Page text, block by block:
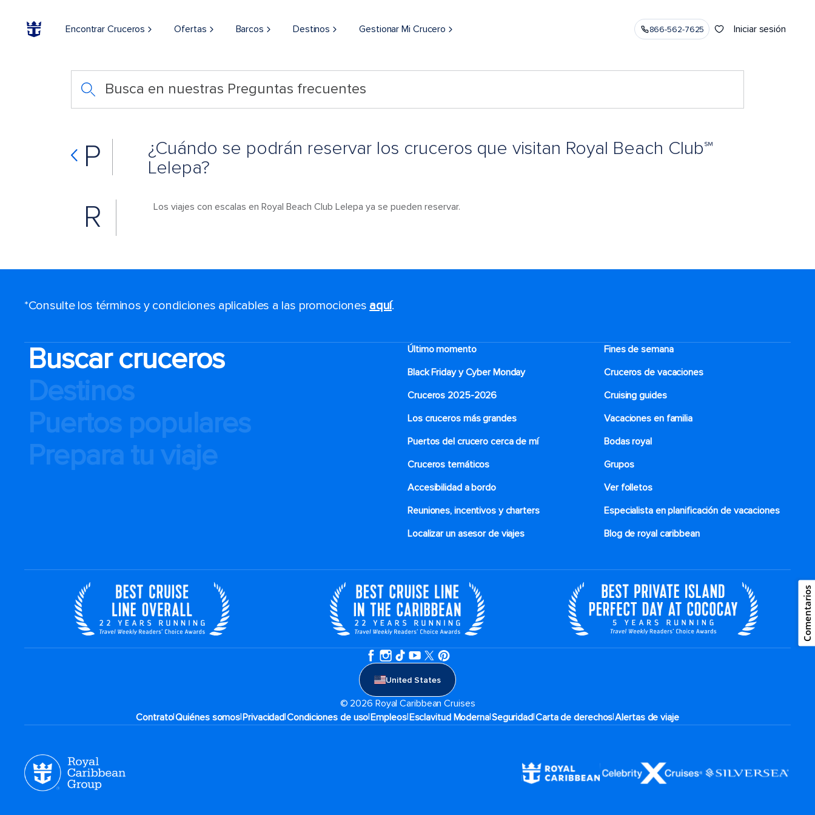
Encontrar Cruceros Ofertas Barcos Destinos Gestionar Mi Crucero 866-562-7625 Iniciar sesión
Busca en nuestras Preguntas frecuentes
P
¿Cuándo se podrán reservar los cruceros que visitan Royal Beach Club℠
Lelepa?
R Los viajes con escalas en Royal Beach Club Lelepa ya se pueden reservar.
*Consulte los términos y condiciones aplicables a las promociones aquí.
Buscar cruceros
Destinos
Puertos populares
Prepara tu viaje
Último momento
Fines de semana
Black Friday y Cyber Monday
Cruceros de vacaciones
Cruceros 2025-2026
Cruising guides
Los cruceros más grandes
Vacaciones en familia
Puertos del crucero cerca de mí
Bodas royal
Cruceros temáticos
Grupos
Accesibilidad a bordo
Ver folletos
Reuniones, incentivos y charters​
Especialista en planificación de vacaciones
Localizar un asesor de viajes
Blog de royal caribbean
United States
© 2026 Royal Caribbean Cruises
Contrato|Quiénes somos|Privacidad|Condiciones de uso|Empleos|Esclavitud Moderna|Seguridad|Carta de derechos|Alertas de viaje
Comentarios